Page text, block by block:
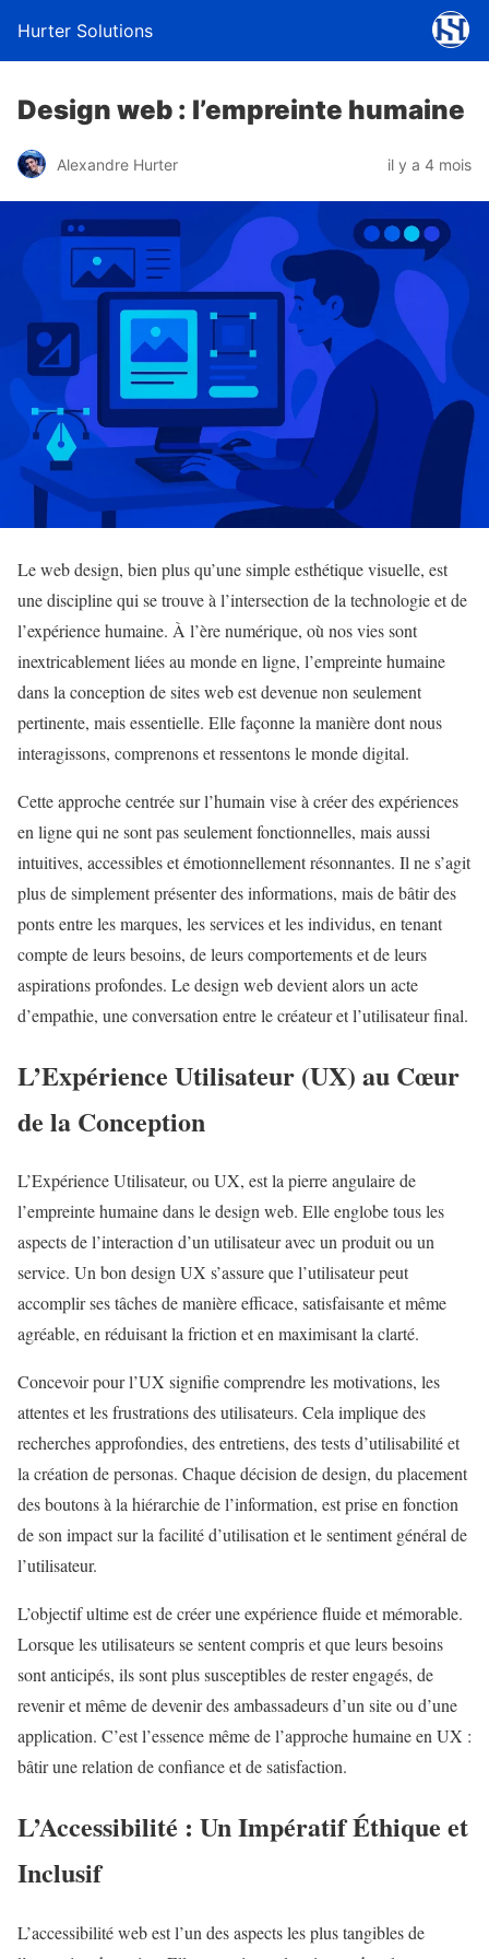
Hurter Solutions
Design web : l’empreinte humaine
Alexandre Hurter il y a 4 mois
Le web design, bien plus qu’une simple esthétique visuelle, est
une discipline qui se trouve à l’intersection de la technologie et de
l’expérience humaine. À l’ère numérique, où nos vies sont
inextricablement liées au monde en ligne, l’empreinte humaine
dans la conception de sites web est devenue non seulement
pertinente, mais essentielle. Elle façonne la manière dont nous
interagissons, comprenons et ressentons le monde digital.
Cette approche centrée sur l’humain vise à créer des expériences
en ligne qui ne sont pas seulement fonctionnelles, mais aussi
intuitives, accessibles et émotionnellement résonnantes. Il ne s’agit
plus de simplement présenter des informations, mais de bâtir des
ponts entre les marques, les services et les individus, en tenant
compte de leurs besoins, de leurs comportements et de leurs
aspirations profondes. Le design web devient alors un acte
d’empathie, une conversation entre le créateur et l’utilisateur final.
L’Expérience Utilisateur (UX) au Cœur
de la Conception
L’Expérience Utilisateur, ou UX, est la pierre angulaire de
l’empreinte humaine dans le design web. Elle englobe tous les
aspects de l’interaction d’un utilisateur avec un produit ou un
service. Un bon design UX s’assure que l’utilisateur peut
accomplir ses tâches de manière efficace, satisfaisante et même
agréable, en réduisant la friction et en maximisant la clarté.
Concevoir pour l’UX signifie comprendre les motivations, les
attentes et les frustrations des utilisateurs. Cela implique des
recherches approfondies, des entretiens, des tests d’utilisabilité et
la création de personas. Chaque décision de design, du placement
des boutons à la hiérarchie de l’information, est prise en fonction
de son impact sur la facilité d’utilisation et le sentiment général de
l’utilisateur.
L’objectif ultime est de créer une expérience fluide et mémorable.
Lorsque les utilisateurs se sentent compris et que leurs besoins
sont anticipés, ils sont plus susceptibles de rester engagés, de
revenir et même de devenir des ambassadeurs d’un site ou d’une
application. C’est l’essence même de l’approche humaine en UX :
bâtir une relation de confiance et de satisfaction.
L’Accessibilité : Un Impératif Éthique et
Inclusif
L’accessibilité web est l’un des aspects les plus tangibles de